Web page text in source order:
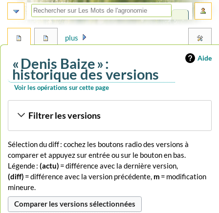
Aide
« Denis Baize » :
historique des versions
Voir les opérations sur cette page
Filtrer les versions
Sélection du diff : cochez les boutons radio des versions à
comparer et appuyez sur entrée ou sur le bouton en bas.
Légende :(actu) = différence avec la dernière version,
(diff) = différence avec la version précédente, m = modification
mineure.
plus